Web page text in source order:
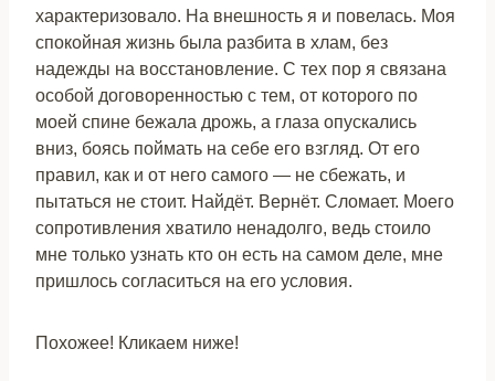
характеризовало. На внешность я и повелась. Моя
спокойная жизнь была разбита в хлам, без
надежды на восстановление. С тех пор я связана
особой договоренностью с тем, от которого по
моей спине бежала дрожь, а глаза опускались
вниз, боясь поймать на себе его взгляд. От его
правил, как и от него самого — не сбежать, и
пытаться не стоит. Найдёт. Вернёт. Сломает. Моего
сопротивления хватило ненадолго, ведь стоило
мне только узнать кто он есть на самом деле, мне
пришлось согласиться на его условия.
Похожее! Кликаем ниже!